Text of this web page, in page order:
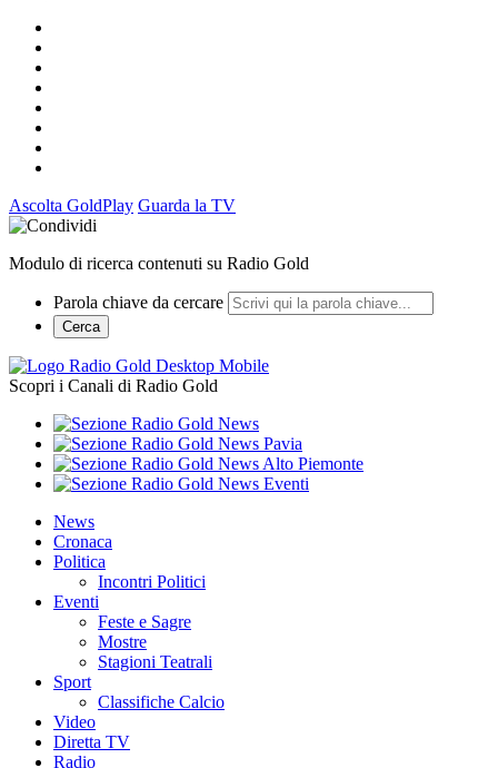
Ascolta GoldPlay Guarda la TV
Modulo di ricerca contenuti su Radio Gold
Parola chiave da cercare
Cerca
Scopri i Canali di Radio Gold
News
Cronaca
Politica
Incontri Politici
Eventi
Feste e Sagre
Mostre
Stagioni Teatrali
Sport
Classifiche Calcio
Video
Diretta TV
Radio